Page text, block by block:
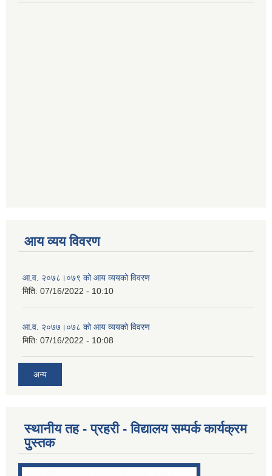
आय व्यय विवरण
आ.व. २०७८।०७९ को आय व्ययको विवरण
मिति: 07/16/2022 - 10:10
आ.व. २०७७।०७८ को आय व्ययको विवरण
मिति: 07/16/2022 - 10:08
अन्य
स्थानीय तह - प्रहरी - विद्यालय सम्पर्क कार्यक्रम
पुुस्तक